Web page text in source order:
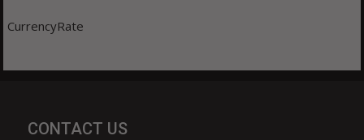
CurrencyRate
CONTACT US